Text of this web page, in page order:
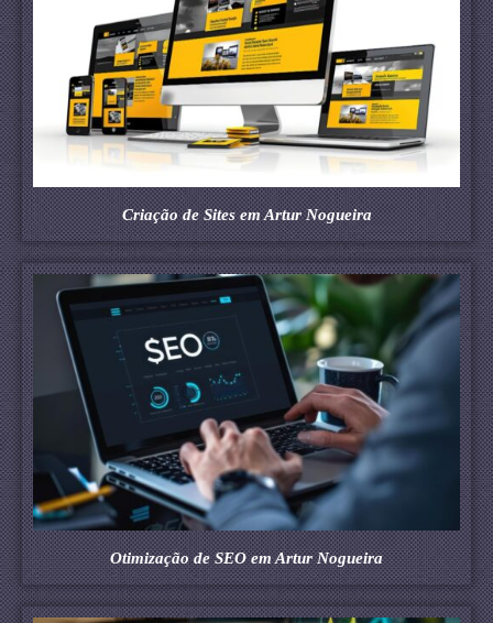
Criação de Sites em Artur Nogueira
Otimização de SEO em Artur Nogueira